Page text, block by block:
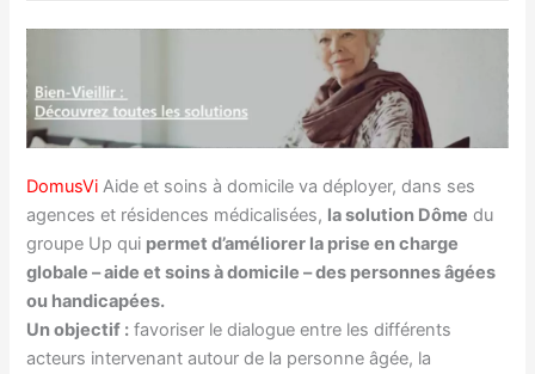
DomusVi Aide et soins à domicile va déployer, dans ses
agences et résidences médicalisées, la solution Dôme du
groupe Up qui permet d’améliorer la prise en charge
globale – aide et soins à domicile – des personnes âgées
ou handicapées.
Un objectif : favoriser le dialogue entre les différents
acteurs intervenant autour de la personne âgée, la